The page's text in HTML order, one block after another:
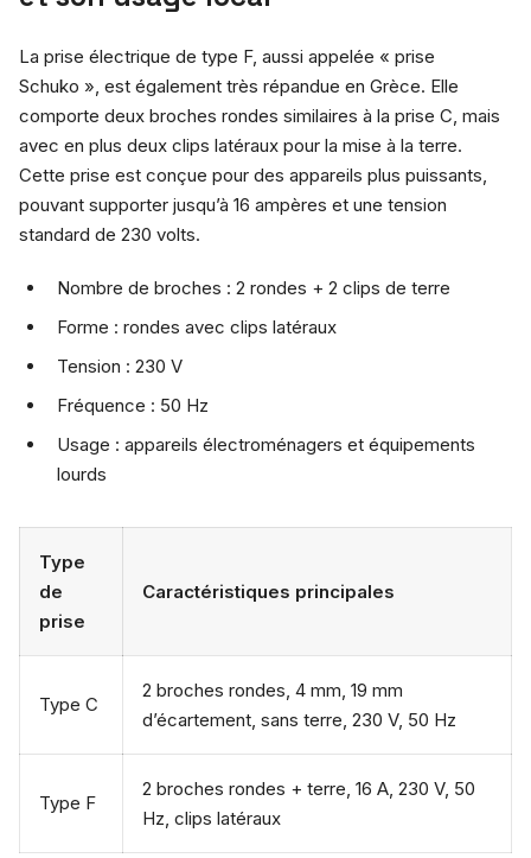
La prise électrique de type F, aussi appelée « prise
Schuko », est également très répandue en Grèce. Elle
comporte deux broches rondes similaires à la prise C, mais
avec en plus deux clips latéraux pour la mise à la terre.
Cette prise est conçue pour des appareils plus puissants,
pouvant supporter jusqu’à 16 ampères et une tension
standard de 230 volts.
Nombre de broches : 2 rondes + 2 clips de terre
Forme : rondes avec clips latéraux
Tension : 230 V
Fréquence : 50 Hz
Usage : appareils électroménagers et équipements
lourds
Type
de
prise
Caractéristiques principales
Type C
2 broches rondes, 4 mm, 19 mm
d’écartement, sans terre, 230 V, 50 Hz
Type F
2 broches rondes + terre, 16 A, 230 V, 50
Hz, clips latéraux